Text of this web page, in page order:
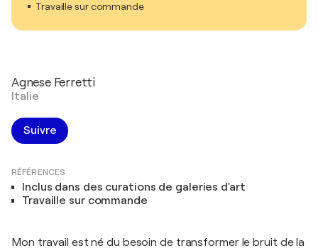
Travaille sur commande
Agnese Ferretti
Italie
Suivre
RÉFÉRENCES
Inclus dans des curations de galeries d'art
Travaille sur commande
Mon travail est né du besoin de transformer le bruit de la